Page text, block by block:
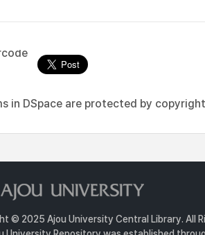
in DSpace are protected by
© 2025 Ajou University Central Library. All